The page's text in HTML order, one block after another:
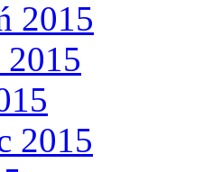
2015
2015
2015